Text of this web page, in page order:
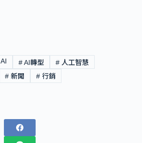
AI #AI轉型 # 人工智慧
# 新聞 # 行銷